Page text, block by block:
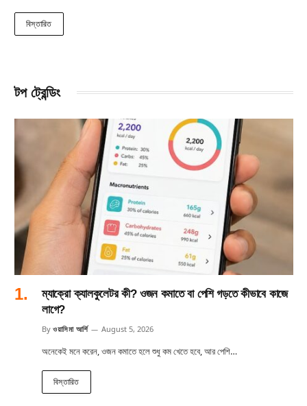
বিস্তারিত
টপ ট্রেন্ডিং
ম্যাক্রো ক্যালকুলেটর কী? ওজন কমাতে বা পেশি গড়তে কীভাবে কাজে
লাগে?
By ওয়াসিমা আর্শি August 5, 2026
অনেকেই মনে করেন, ওজন কমাতে হলে শুধু কম খেতে হবে, আর পেশি…
বিস্তারিত